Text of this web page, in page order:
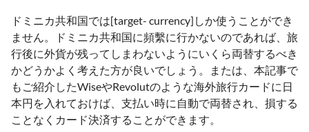
ドミニカ共和国では[target- currency]しか使うことができ
ません。ドミニカ共和国に頻繫に行かないのであれば、旅
行後に外貨が残ってしまわないようにいくら両替するべき
かどうかよく考えた方が良いでしょう。または、本記事で
もご紹介したWiseやRevolutのような海外旅行カードに日
本円を入れておけば、支払い時に自動で両替され、損する
ことなくカード決済することができます。